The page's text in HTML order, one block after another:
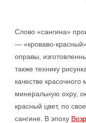
Слово «сангина»
— «кроваво-
оправы,
также технику
качестве
минеральную охру,
красный цвет, по
сангине. В эпоху